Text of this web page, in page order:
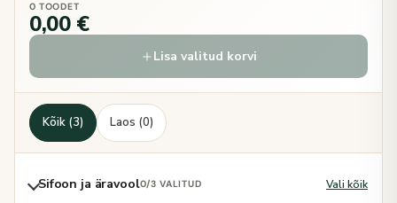
0 TOODET
0,00 €
Lisa valitud korvi
Kõik (3) Laos (0)
Sifoon ja äravool0/3 VALITUD Vali kõik